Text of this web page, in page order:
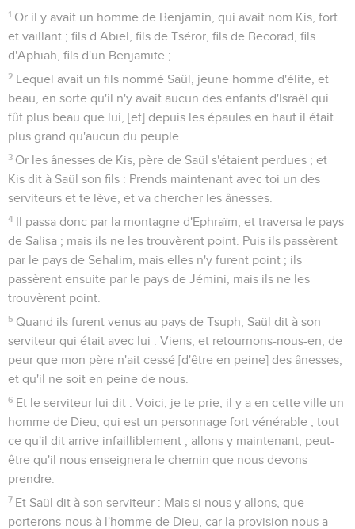
1 Or il y avait un homme de Benjamin, qui avait nom Kis, fort
et vaillant ; fils d Abiël, fils de Tséror, fils de Becorad, fils
d'Aphiah, fils d'un Benjamite ;
2 Lequel avait un fils nommé Saül, jeune homme d'élite, et
beau, en sorte qu'il n'y avait aucun des enfants d'Israël qui
fût plus beau que lui, [et] depuis les épaules en haut il était
plus grand qu'aucun du peuple.
3 Or les ânesses de Kis, père de Saül s'étaient perdues ; et
Kis dit à Saül son fils : Prends maintenant avec toi un des
serviteurs et te lève, et va chercher les ânesses.
4 Il passa donc par la montagne d'Ephraïm, et traversa le pays
de Salisa ; mais ils ne les trouvèrent point. Puis ils passèrent
par le pays de Sehalim, mais elles n'y furent point ; ils
passèrent ensuite par le pays de Jémini, mais ils ne les
trouvèrent point.
5 Quand ils furent venus au pays de Tsuph, Saül dit à son
serviteur qui était avec lui : Viens, et retournons-nous-en, de
peur que mon père n'ait cessé [d'être en peine] des ânesses,
et qu'il ne soit en peine de nous.
6 Et le serviteur lui dit : Voici, je te prie, il y a en cette ville un
homme de Dieu, qui est un personnage fort vénérable ; tout
ce qu'il dit arrive infailliblement ; allons y maintenant, peut-
être qu'il nous enseignera le chemin que nous devons
prendre.
7 Et Saül dit à son serviteur : Mais si nous y allons, que
porterons-nous à l'homme de Dieu, car la provision nous a